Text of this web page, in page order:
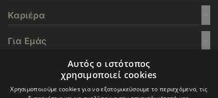
Καριέρα
Για Εμάς
E-Learning
Αυτός ο ιστότοπος
χρησιμοποιεί cookies
Χρησιμοποιούμε cookies για να εξατομικεύσουμε το περιεχόμενο, τις